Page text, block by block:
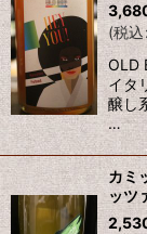
(税込:
OLD
イタ
醸し
…
カミ
ッ